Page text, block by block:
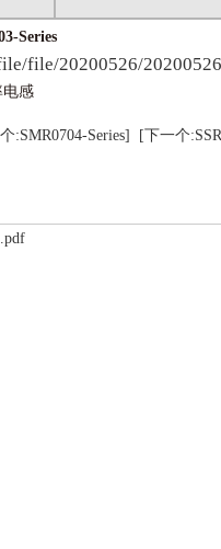
Series
file/20200526/
电感​
:SMR0704-Series]
[下一个